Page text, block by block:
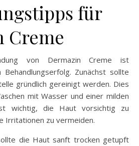
für
Creme
von Dermazin Creme ist
Zunächst sollte
gründlich gereinigt werden. Dies
mit Wasser und einer milden
wichtig, die Haut vorsichtig zu
Irritationen zu vermeiden.
die Haut sanft trocken getupft